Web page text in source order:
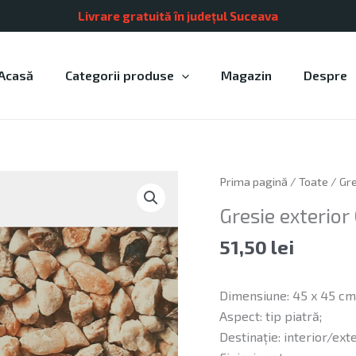
Livrare gratuită în județul Suceava
Categorii produse Magazin Despre
Prima pagină / Toate /
Gresie exterior
51,50 lei
Dimensiune: 45 x 45
Aspect: tip piatră;
Destinație: interior/
Cantitate
exterior
Quartz